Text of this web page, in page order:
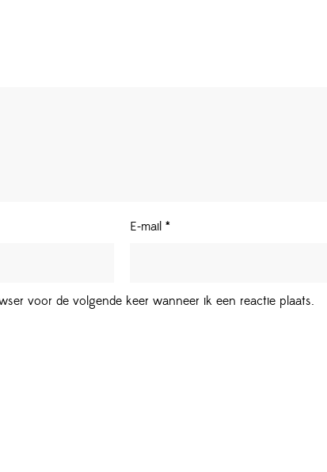
E-mail *
voor de volgende keer wanneer ik een reactie plaats.